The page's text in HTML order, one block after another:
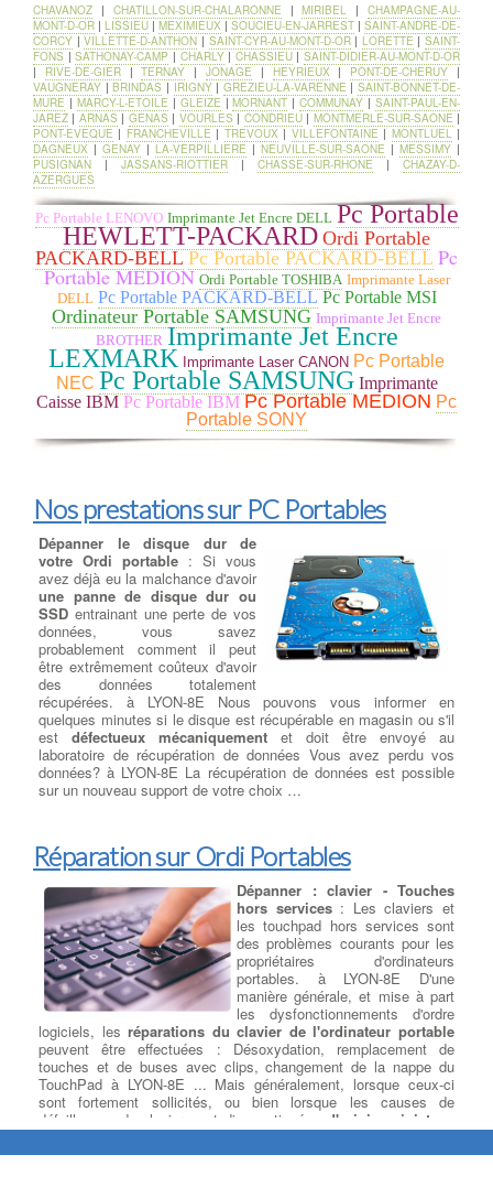
Récuperation de donnees
disque dur ou ssd: Si vous
avez malheureusement subi une
panne de disque dur ou de SSD
entraînant une perte de vos
données, vous savez à quel point
il peut être coûteux de les
récupérer intégralement. à LYON-8E Nous pouvons vous aider en
évaluant en quelques minutes si votre disque est récupérable en
magasin ou s'il présente une défaillance mécanique nécessitant
son envoi à un laboratoire spécialisé dans la récupération de
données. Vous pensez avez perdu vos données ? La
récupération totale ou partielle de données est possible à LYON-
8E.
Remplacer un ventilateur pour
CPU Ventirad:Changement
Ventilation et Thermique
Souvent, un ventilateur
commencera à émettre d'étranges
bruits de grincement ou des
vibrations en vitesse de pointe.
Parfois, il n'y a aucun
avertissement et un ventilateur s'arrête silencieusement. Si l'un
des ventilateurs s'est arrêté, vérifiez qu'il est connecté. à LYON-
boîtier pour évacuer l'air chaud. Les ventilateurs d'extraction
peuvent également être montés sur le dessus du boîtier, tandis
que les ventilateurs d'admission sont généralement montés sur
le devant ou sur les côtés. à LYON-8E Si tous les ventilateurs de
votre système fonctionnent, mais que le système fonctionne à
chaud ou est instable, vous pouvez ajouter d'autres ventilateurs.
Si votre boîtier ne peut plus supporter de ventilateurs ou devient
trop fort, envisagez un refroidissement liquide .
Dépanner ou remplacer votre
carte graphique:
Changement
Carte Graphique: Votre
ordinateur PC à LYON-8E peut
avoir plusieurs type de cartes
graphiques ou GPU, intégrées et
dédiées, mais nous devons
choisir quel type de carte utiliser
les gammes Nvidia ou AMD avec la quantité de mémoire dédiée
adaptée à son utilisation à LYON-8E . Exemple : La carte
graphique NVIDIA® GeForce® GTX 1080 est équipée du
processus inFET et des technologies GDDR5X (G5X) à bande
passante élevée, ainsi que des fonctionnalités DirectX® 12 pour
offrir l'expérience de jeu la plus rapide à LYON-8E , la plus fluide
et la plus puissante.
Remplacer un Disque dur par
un SSD: Nous choisissons un
disque de remplacement de
qualité, de taille égale ou
supérieure à celle du disque HS
et des meilleures marques du
Marché. Lorsque cela est
souhaité, nous pouvons
carte mère ou bien même rajouter un Disque Dur secondaire en
CHAVANOZ | CHATILLON-SUR-CHALARONNE |MIRIBEL |CHAMPAGNE-AU-
MONT-D-OR | LISSIEU | MEXIMIEUX | SOUCIEU-EN-JARREST | SAINT-ANDRE-DE-
CORCY |VILLETTE-D-ANTHON | SAINT-CYR-AU-MONT-D-OR| LORETTE | SAINT-
FONS |SATHONAY-CAMP | CHARLY| CHASSIEU| SAINT-DIDIER-AU-MONT-D-OR
| RIVE-DE-GIER|TERNAY |JONAGE | HEYRIEUX| PONT-DE-CHERUY |
VAUGNERAY |BRINDAS | IRIGNY| GREZIEU-LA-VARENNE | SAINT-BONNET-DE-
MURE | MARCY-L-ETOILE | GLEIZE |MORNANT |COMMUNAY |SAINT-PAUL-EN-
JAREZ | ARNAS | GENAS | VOURLES | CONDRIEU| MONTMERLE-SUR-SAONE |
PONT-EVEQUE | FRANCHEVILLE | TREVOUX| VILLEFONTAINE | MONTLUEL|
DAGNEUX | GENAY | LA-VERPILLIERE | NEUVILLE-SUR-SAONE | MESSIMY |
PUSIGNAN | JASSANS-RIOTTIER | CHASSE-SUR-RHONE | CHAZAY-D-
AZERGUES
Pc Portable LENOVO Imprimante Jet Encre DELL Pc Portable
HEWLETT-PACKARD Ordi Portable
PACKARD-BELL Pc Portable PACKARD-BELL Pc
Portable MEDION Ordi Portable TOSHIBA Imprimante Laser
DELL Pc Portable PACKARD-BELL Pc Portable MSI
Ordinateur Portable SAMSUNG Imprimante Jet Encre
BROTHER Imprimante Jet Encre
LEXMARK Imprimante Laser CANON Pc Portable
NEC Pc Portable SAMSUNG Imprimante
Caisse IBM Pc Portable IBM Pc Portable MEDION Pc
Portable SONY
Nos prestations sur PC Portables
Dépanner le disque dur de
votre Ordi portable : Si vous
avez déjà eu la malchance d'avoir
une panne de disque dur ou
SSD entrainant une perte de vos
données, vous savez
probablement comment il peut
être extrêmement coûteux d'avoir
des données totalement
récupérées. à LYON-8E Nous pouvons vous informer en
quelques minutes si le disque est récupérable en magasin ou s'il
est défectueux mécaniquement et doit être envoyé au
laboratoire de récupération de données Vous avez perdu vos
données? à LYON-8E La récupération de données est possible
sur un nouveau support de votre choix …
Réparation sur Ordi Portables
Dépanner : clavier - Touches
hors services: Les claviers et
les touchpad hors services sont
des problèmes courants pour les
propriétaires d'ordinateurs
portables. à LYON-8E D'une
manière générale, et mise à part
les dysfonctionnements d'ordre
logiciels, lesréparations du clavier de l'ordinateur portable
peuvent être effectuées : Désoxydation, remplacement de
touches et de buses avec clips, changement de la nappe du
TouchPad à LYON-8E ... Mais généralement, lorsque ceux-ci
sont fortement sollicités, ou bien lorsque les causes de
défaillances du clavier sont diagnostiquées
d'origine sinistre :
renversement café, gouttes d'eau, environnement humide, le
remplacement d'un clavier défectueux est proposé. A l'inverse, si